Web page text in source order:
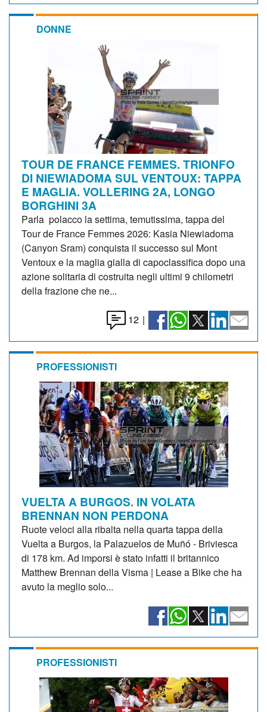
DONNE
TOUR DE FRANCE FEMMES. TRIONFO
DI NIEWIADOMA SUL VENTOUX: TAPPA
E MAGLIA. VOLLERING 2A, LONGO
BORGHINI 3A
Parla polacco la settima, temutissima, tappa del
Tour de France Femmes 2026: Kasia Niewiadoma
(Canyon Sram) conquista il successo sul Mont
Ventoux e la maglia gialla di capoclassifica dopo una
azione solitaria di costruita negli ultimi 9 chilometri
della frazione che ne...
12 |
PROFESSIONISTI
VUELTA A BURGOS. IN VOLATA
BRENNAN NON PERDONA
Ruote veloci alla ribalta nella quarta tappa della
Vuelta a Burgos, la Palazuelos de Muñó - Briviesca
di 178 km. Ad imporsi è stato infatti il britannico
Matthew Brennan della Visma | Lease a Bike che ha
avuto la meglio solo...
PROFESSIONISTI